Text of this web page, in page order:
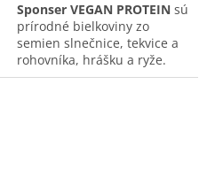
Sponser VEGAN PROTEIN sú
prírodné bielkoviny zo
semien slnečnice, tekvice a
rohovníka, hrášku a ryže.
Tento vysoko kvalitný vegan